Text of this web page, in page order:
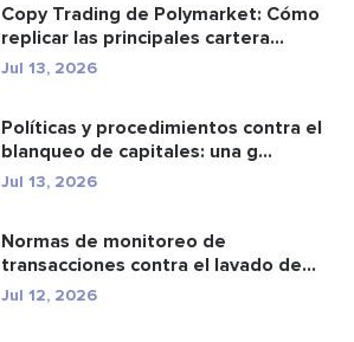
Copy Trading de Polymarket: Cómo
replicar las principales cartera...
Jul 13, 2026
Políticas y procedimientos contra el
blanqueo de capitales: una g...
Jul 13, 2026
Normas de monitoreo de
transacciones contra el lavado de
dinero: c...
Jul 12, 2026